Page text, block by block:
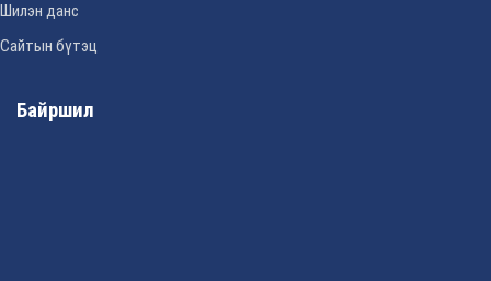
Шилэн данс
Сайтын бүтэц
Байршил